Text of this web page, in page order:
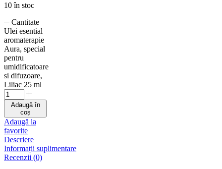
10 în stoc
Cantitate
Ulei esential
aromaterapie
Aura, special
pentru
umidificatoare
si difuzoare,
Liliac 25 ml
Adaugă în
coș
Adaugă la
favorite
Descriere
Informații suplimentare
Recenzii (0)